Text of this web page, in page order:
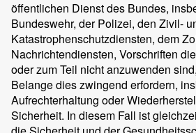
öffentlichen Dienst des Bundes,
Bundeswehr, der Polizei, den Zivil-
Katastrophenschutzdiensten, dem
Nachrichtendiensten, Vorschriften
oder zum Teil nicht anzuwenden
Belange dies zwingend erfordern,
Aufrechterhaltung oder
Sicherheit. In diesem Fall ist